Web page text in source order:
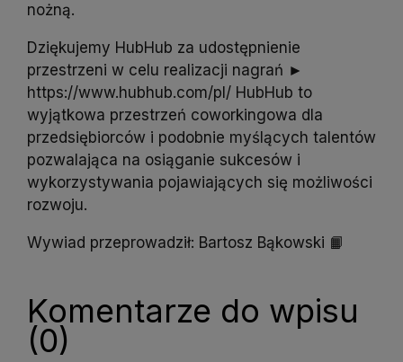
nożną.
Dziękujemy HubHub za udostępnienie
przestrzeni w celu realizacji nagrań ►
https://www.hubhub.com/pl/ HubHub to
wyjątkowa przestrzeń coworkingowa dla
przedsiębiorców i podobnie myślących talentów
pozwalająca na osiąganie sukcesów i
wykorzystywania pojawiających się możliwości
rozwoju.
Wywiad przeprowadził: Bartosz Bąkowski 📙
Komentarze do wpisu
(0)